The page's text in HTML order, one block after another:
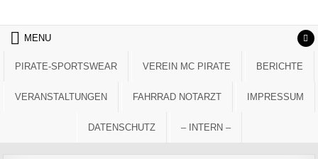
MENU
PIRATE-SPORTSWEAR VEREIN MC PIRATE BERICHTE
VERANSTALTUNGEN FAHRRAD NOTARZT IMPRESSUM
DATENSCHUTZ – INTERN –